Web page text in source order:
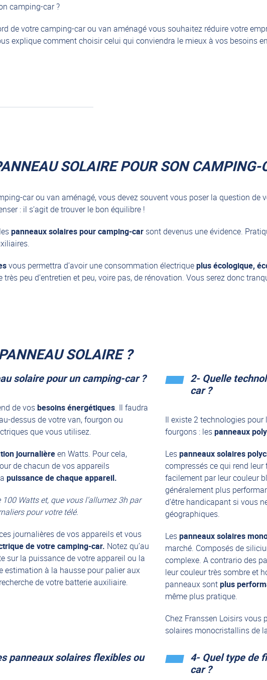
camping-car ?
de votre camping-car ou van aménagé vous souhaitez réduire votre
explique comment choisir celui qui conviendra le mieux à vos besoins
SOLAIRE POUR SON CAMPING-
car ou van aménagé, vous devez souvent vous poser la question
: il s’agit de trouver le bon équilibre !
panneaux solaires pour camping-car sont devenus une évidence.
vous permettra d’avoir une consommation électriqueplus écologique,
peu d’entretien et peu, voire pas, de rénovation. Vous serez donc
SOLAIRE ?
solaire pour un camping-car ?
de vosbesoins énergétiques. Il faudra
dessus de votre van, fourgon ou
que vous utilisez.
journalièreen Watts. Pour cela,
de chacun de vos appareils
puissance de chaque appareil.
Watts et, que vous l’allumez 3h par
pour votre télé.
journalières de vos appareils et vous
de votre camping-car. Notez qu’au
sur la puissance de votre appareil ou la
estimation à la hausse pour palier aux
de votre batterie auxiliaire.
2- Quelle
car ?
Il existe 2 technologies
fourgons : lespanneaux
Lespanneaux solaires
compressés ce qui rend
facilement par leur couleur
généralement plus
d’être handicapant si vous
géographiques.
Lespanneaux solaires
marché. Composés de
complexe. A contrario des
leur couleur très sombre et
panneaux sontplus
même plus pratique.
Chez Franssen Loisirs vous
solaires monocristallins de
panneaux solaires flexibles ou
4- Quel type de
car ?